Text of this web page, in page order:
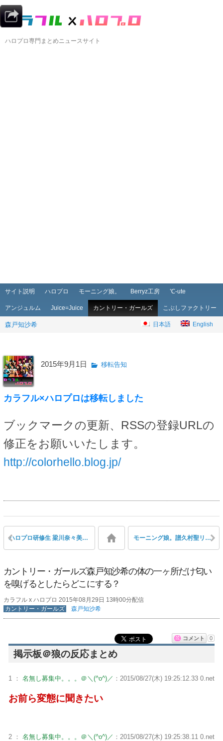
ハロプロ専門まとめニュースサイト
メインメニュー
メインコンテンツへ移動
サブコンテンツへ移動
サイト説明 ハロプロ モーニング娘。 Berryz工房 ℃-ute
アンジュルム Juice=Juice カントリー・ガールズ こぶしファクトリー
森戸知沙希 日本語 English
2015年9月1日 移転告知
カラフル×ハロプロは移転しました
ブックマークの更新、RSSの登録URLの
修正をお願いいたします。
http://colorhello.blog.jp/
ハロプロ研修生 梁川奈々美が天才すぎて恐怖すら感じる、という声 モーニング娘。譜久村聖リーダーが中澤裕子にMステ出演を報告していた
カントリー・ガールズ森戸知沙希の体の一ヶ所だけ匂い
を嗅げるとしたらどこにする？
カラフル x ハロプロ 2015年08月29日 13時00分配信
カントリー・ガールズ
森戸知沙希
コメント 0
掲示板＠狼の反応まとめ
1 ： 名無し募集中。。。＠＼(^o^)／ ：2015/08/27(木) 19:25:12.33 0.net
お前ら変態に聞きたい
2 ： 名無し募集中。。。＠＼(^o^)／ ：2015/08/27(木) 19:25:38.11 0.net